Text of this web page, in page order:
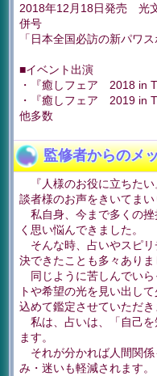
2018年12月18日発売 光
併号
「日本全国必訪の新パワス
■イベント出演
・『癒しフェア 2018 in
・『癒しフェア 2019 in
他多数
監修者からのメ
『人様のお役に立ちたい
談者様のお声をきいてまい
私自身、今まで多くの挫
く思い悩んできました。
そんな時、占いやスピリ
決できたことも多々ありま
同じように苦しんでいら
トや希望の光を見い出し
込めて鑑定させていただき
私は、占いは、「自己を
ます。
それが分かれば人間関係
み・迷いも軽減されます。